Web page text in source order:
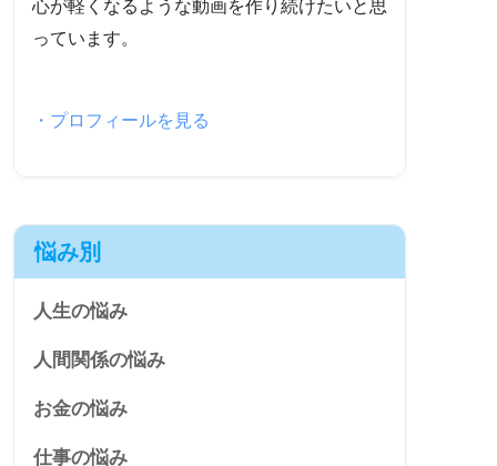
心が軽くなるような動画を作り続けたいと思
っています。
・プロフィールを見る
悩み別
人生の悩み
人間関係の悩み
お金の悩み
仕事の悩み